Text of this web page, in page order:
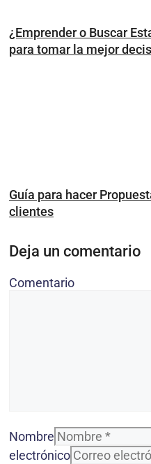
¿Emprender o Buscar
para tomar la mejor
Guía para hacer
clientes
Deja un comentario
Comentario
Nombre
electrónico